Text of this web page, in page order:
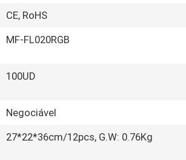
CE, RoHS
MF-FL020RGB
100UD
Negociável
27*22*36cm/12pcs, G.W: 0.76Kg